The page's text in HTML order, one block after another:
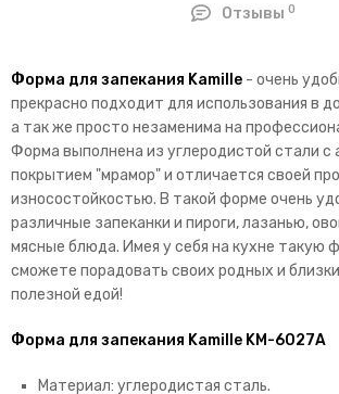
Отзывы0
Форма для запекания Kamille - очень
прекрасно подходит для использования в
а так же просто незаменима на
Форма выполнена из углеродистой стали с
покрытием "мрамор" и отличается своей
износостойкостью. В такой форме очень
различные запеканки и пироги, лазанью,
мясные блюда. Имея у себя на кухне такую
сможете порадовать своих родных и
полезной едой!
Форма для запекания Kamille KM-6027А
Материал: углеродистая сталь.